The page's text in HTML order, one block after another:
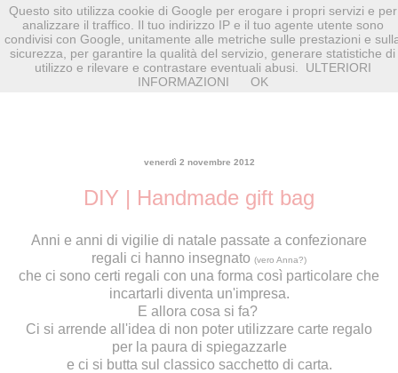
venerdì 2 novembre 2012
DIY | Handmade gift bag
Anni e anni di vigilie di natale passate a confezionare
regali ci hanno insegnato (vero Anna?)
che ci sono certi regali con una forma così particolare che
incartarli diventa un'impresa.
E allora cosa si fa?
Ci si arrende all'idea di non poter utilizzare carte regalo
per la paura di spiegazzarle
e ci si butta sul classico sacchetto di carta.
Questo sito utilizza cookie di Google per erogare i propri servizi e per
analizzare il traffico. Il tuo indirizzo IP e il tuo agente utente sono
condivisi con Google, unitamente alle metriche sulle prestazioni e
sicurezza, per garantire la qualità del servizio, generare statistiche di
utilizzo e rilevare e contrastare eventuali abusi.
ULTERIORI
INFORMAZIONI
OK